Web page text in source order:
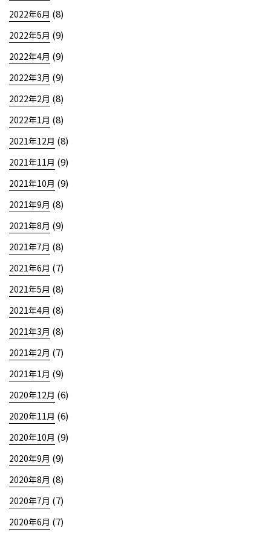
2022年6月 (8)
2022年5月 (9)
2022年4月 (9)
2022年3月 (9)
2022年2月 (8)
2022年1月 (8)
2021年12月 (8)
2021年11月 (9)
2021年10月 (9)
2021年9月 (8)
2021年8月 (9)
2021年7月 (8)
2021年6月 (7)
2021年5月 (8)
2021年4月 (8)
2021年3月 (8)
2021年2月 (7)
2021年1月 (9)
2020年12月 (6)
2020年11月 (6)
2020年10月 (9)
2020年9月 (9)
2020年8月 (8)
2020年7月 (7)
2020年6月 (7)